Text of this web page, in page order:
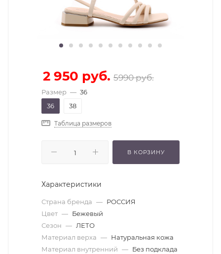
2 950 руб. 5990руб.
Размер — 36
36
38
Таблица размеров
В КОРЗИНУ
Характеристики
Страна бренда — РОССИЯ
Цвет — Бежевый
Сезон — ЛЕТО
Материал верха — Натуральная кожа
Материал внутренний — Без подклада